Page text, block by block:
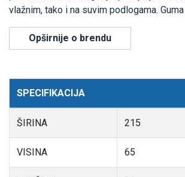
vlažnim, tako i na suvim podlogama.
Opširnije o brendu
SPECIFIKACIJA
ŠIRINA 215
VISINA 65